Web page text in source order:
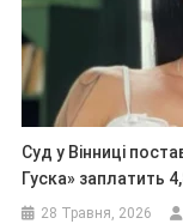
Суд у Вінниці
Гуска» заплатить
28 Травня, 2026